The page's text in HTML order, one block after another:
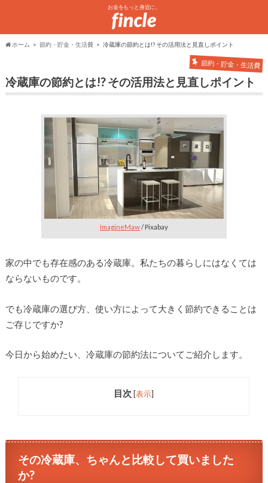
お金をもっと身近に。
ホーム 節約・貯金・生活費 冷蔵庫の節約とは!? その活用法と見直しポイント
節約・貯金・生活費
冷蔵庫の節約とは!? その活用法と見直しポイント
ImagineMaw/ Pixabay
家の中でも存在感のある冷蔵庫。私たちの暮らしにはなくては
ならないものです。
でも冷蔵庫の選び方、使い方によって大きく節約できることは
ご存じですか?
今日から始めたい、冷蔵庫の節約法についてご紹介します。
目次 [表示]
その冷蔵庫、ちゃんと比較して買いました
か?